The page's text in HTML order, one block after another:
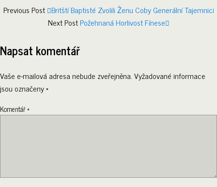
Previous Post Britští Baptisté Zvolili Ženu Coby Generální Tajemnici
Next PostPožehnaná Horlivost Fínese
Napsat komentář
Vaše e-mailová adresa nebude zveřejněna.Vyžadované informace
jsou označeny*
Komentář*